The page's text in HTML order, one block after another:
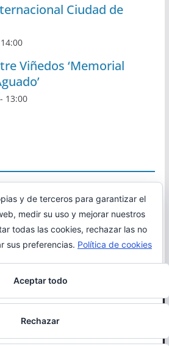
Ciudad de
14:00
Viñedos ‘Memorial
13:00
en La Rioja
y de terceros para garantizar el
medir su uso y mejorar nuestros
todas las cookies, rechazar las no
sus preferencias. Política de cookies
Aceptar todo
Rechazar